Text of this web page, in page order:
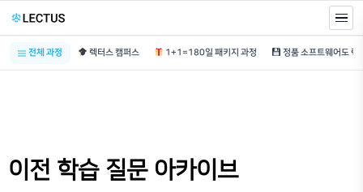
전체 과정 렉터스 캠퍼스 1+1=180일 패키지 과정
이전 학습 질문 아카이브